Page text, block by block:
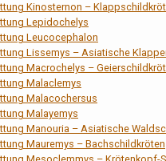
Kinosternon –
Lepidochelys
Leucocephalon
Lissemys – Asiatische
Macrochelys –
Malaclemys
Malacochersus
Malayemys
Manouria – Asiatische
Mauremys – Bachschildkröten